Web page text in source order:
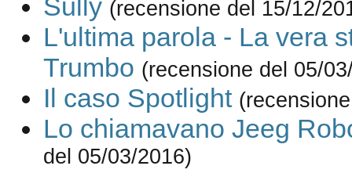
Sully (recensione del 15/12/
L'ultima parola - La vera
Trumbo (recensione del 05/
Il caso Spotlight
Lo chiamavano Jeeg
del 05/03/2016)